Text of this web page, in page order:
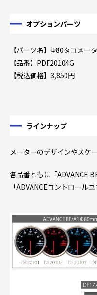
オプションパーツ
【パーツ名】Φ80タコメー
【品番】PDF20104G
【税込価格】3,850円
ラインナップ
メーターのデザインやスケ
各品番ともに「ADVANCE
「ADVANCEコントロール